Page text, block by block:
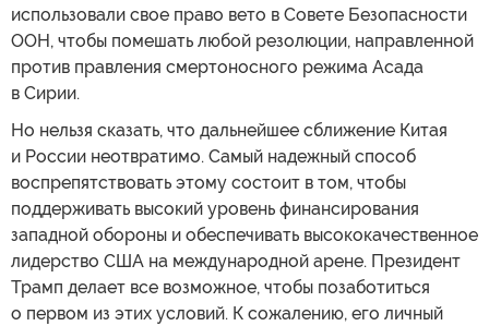
использовали свое право вето в Совете Безопасности
ООН, чтобы помешать любой резолюции, направленной
против правления смертоносного режима Асада
в Сирии.
Но нельзя сказать, что дальнейшее сближение Китая
и России неотвратимо. Самый надежный способ
воспрепятствовать этому состоит в том, чтобы
поддерживать высокий уровень финансирования
западной обороны и обеспечивать высококачественное
лидерство США на международной арене. Президент
Трамп делает все возможное, чтобы позаботиться
о первом из этих условий. К сожалению, его личный